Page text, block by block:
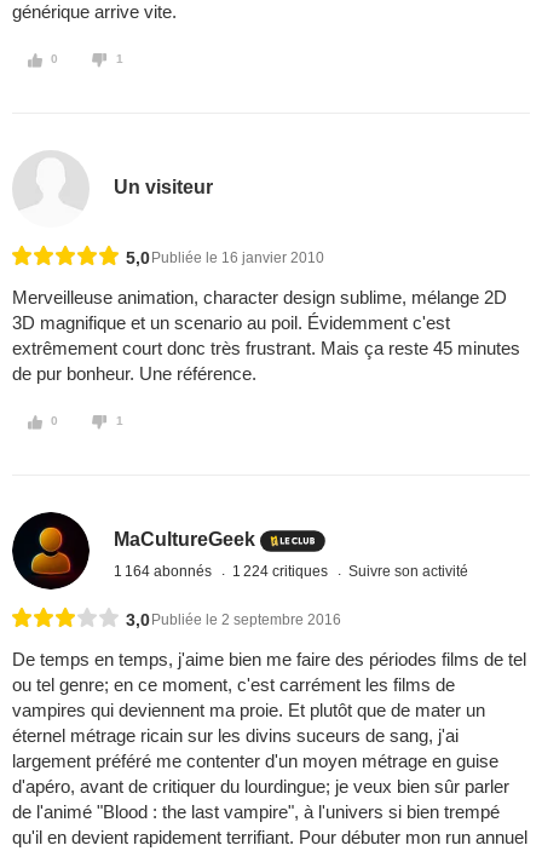
générique arrive vite.
0 1
Un visiteur
5,0 Publiée le 16 janvier 2010
Merveilleuse animation, character design sublime, mélange 2D
3D magnifique et un scenario au poil. Évidemment c'est
extrêmement court donc très frustrant. Mais ça reste 45 minutes
de pur bonheur. Une référence.
0 1
MaCultureGeek
1 164 abonnés 1 224 critiques Suivre son activité
3,0 Publiée le 2 septembre 2016
De temps en temps, j'aime bien me faire des périodes films de tel
ou tel genre; en ce moment, c'est carrément les films de
vampires qui deviennent ma proie. Et plutôt que de mater un
éternel métrage ricain sur les divins suceurs de sang, j'ai
largement préféré me contenter d'un moyen métrage en guise
d'apéro, avant de critiquer du lourdingue; je veux bien sûr parler
de l'animé "Blood : the last vampire", à l'univers si bien trempé
qu'il en devient rapidement terrifiant. Pour débuter mon run annuel